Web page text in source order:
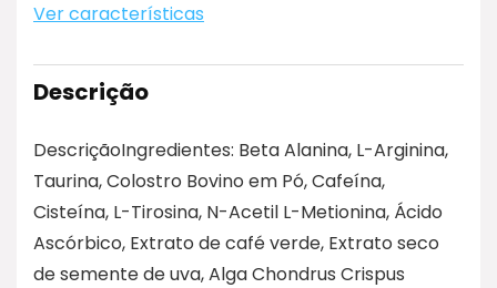
Ver características
Descrição
DescriçãoIngredientes: Beta Alanina, L-Arginina,
Taurina, Colostro Bovino em Pó, Cafeína,
Cisteína, L-Tirosina, N-Acetil L-Metionina, Ácido
Ascórbico, Extrato de café verde, Extrato seco
de semente de uva, Alga Chondrus Crispus